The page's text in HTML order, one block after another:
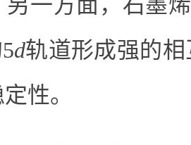
5d轨道形成强的
性。